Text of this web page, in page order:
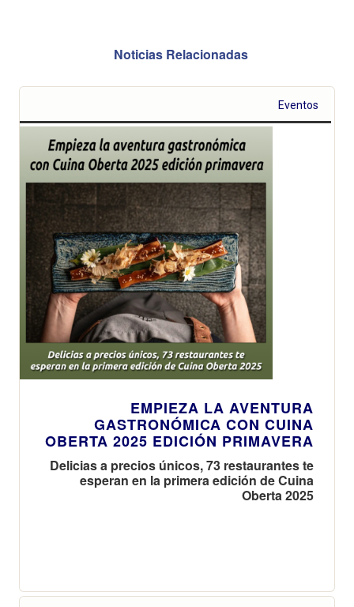
Noticias Relacionadas
Eventos
EMPIEZA LA AVENTURA
GASTRONÓMICA CON CUINA
OBERTA 2025 EDICIÓN PRIMAVERA
Delicias a precios únicos, 73 restaurantes te
esperan en la primera edición de Cuina
Oberta 2025